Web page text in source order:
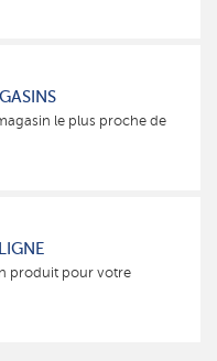
le plus proche de
produit pour votre